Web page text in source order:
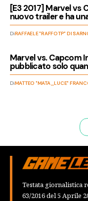
[E3 2017] Marvel vs
nuovo trailer e ha
DiRAFFAELE "RAFFOTP" DI
Marvel vs. Capcom
pubblicato solo
DiMATTEO "MATA_LUCE"
Testata giornalistica
63/2016 del 5 Aprile